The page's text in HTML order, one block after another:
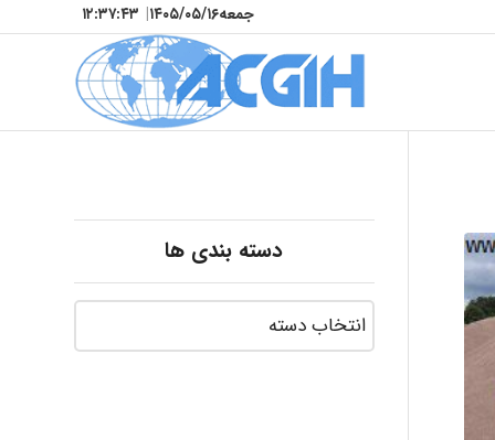
جمعه۱۴۰۵/۰۵/۱۶| ۱۲:۳۷:۴۴
دسته بندی ها